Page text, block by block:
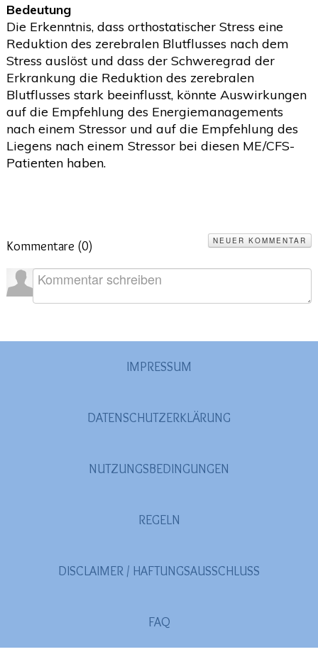
Bedeutung
Die Erkenntnis, dass orthostatischer Stress eine
Reduktion des zerebralen Blutflusses nach dem
Stress auslöst und dass der Schweregrad der
Erkrankung die Reduktion des zerebralen
Blutflusses stark beeinflusst, könnte Auswirkungen
auf die Empfehlung des Energiemanagements
nach einem Stressor und auf die Empfehlung des
Liegens nach einem Stressor bei diesen ME/CFS-
Patienten haben.
Kommentare (0) NEUER KOMMENTAR
IMPRESSUM
DATENSCHUTZERKLÄRUNG
NUTZUNGSBEDINGUNGEN
REGELN
DISCLAIMER / HAFTUNGSAUSSCHLUSS
FAQ